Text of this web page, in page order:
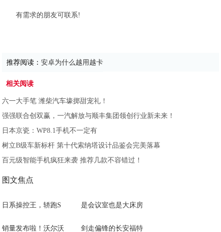
有需求的朋友可联系!
推荐阅读：安卓为什么越用越卡
相关阅读
六一大手笔 潍柴汽车壕掷甜宠礼！
强强联合创双赢，一汽解放与顺丰集团领创行业新未来！
日本京瓷：WP8.1手机不一定有
树立B级车新标杆 第十代索纳塔设计品鉴会完美落幕
百元级智能手机疯狂来袭 推荐几款不容错过！
图文焦点
日系操控王，轿跑S 是会议室也是大床房
销量发布啦！沃尔沃 剑走偏锋的长安福特